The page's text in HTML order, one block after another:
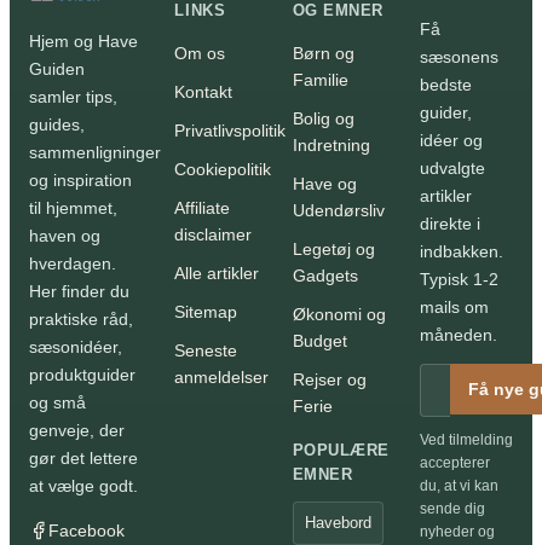
Hjem og Have
Guiden
samler tips,
guides,
sammenligninger
og inspiration
til hjemmet,
haven og
hverdagen.
Her finder du
praktiske råd,
sæsonidéer,
produktguider
og små
genveje, der
gør det lettere
at vælge godt.
Facebook
LINKS
Om os
Kontakt
Privatlivspolitik
Cookiepolitik
Affiliate
disclaimer
Alle artikler
Sitemap
Seneste
anmeldelser
OG EMNER
Børn og
Familie
Bolig og
Indretning
Have og
Udendørsliv
Legetøj og
Gadgets
Økonomi og
Budget
Rejser og
Ferie
POPULÆRE
EMNER
Havebord
Få
sæsonens
bedste
guider,
idéer og
udvalgte
artikler
direkte i
indbakken.
Typisk 1-2
mails om
måneden.
Få nye
Ved tilmelding
accepterer
du, at vi kan
sende dig
nyheder og